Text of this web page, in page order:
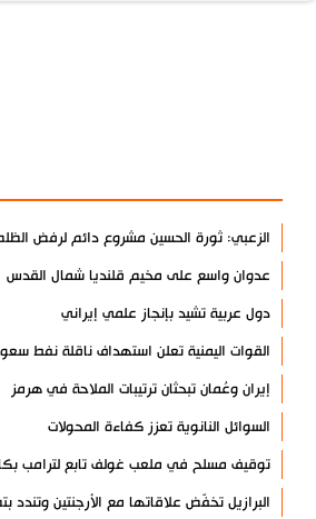
الزعبي: ثورة الحسين مشروع دائم لرفض
عدوان واسع على مخيم قلنديا شمال القدس
دول عربية تشيد بإنجاز علمي إيراني
القوات اليمنية تعلن استهداف ناقلة نفط
إيران وعُمان تبحثان ترتيبات الملاحة في هرمز
السوائل النانوية تعزز كفاءة المحولات
توقيف مسلح في ملعب غولف تابع لترامب
البرازيل تخفّض علاقاتها مع الأرجنتين وتندد